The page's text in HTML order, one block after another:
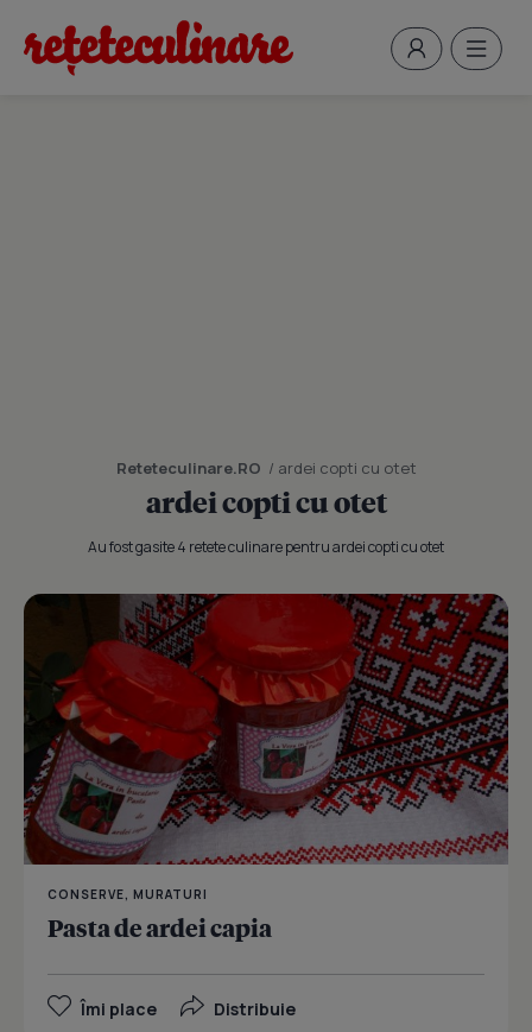
Reteteculinare.RO / ardei copti cu otet
ardei copti cu otet
Au fost gasite 4 retete culinare pentru ardei copti cu otet
CONSERVE, MURATURI
Pasta de ardei capia
Îmi place Distribuie